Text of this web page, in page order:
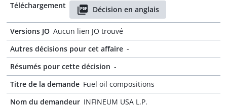
Téléchargement
Décision en anglais
Versions JO Aucun lien JO trouvé
Autres décisions pour cet affaire -
Résumés pour cette décision -
Titre de la demande Fuel oil compositions
Nom du demandeur INFINEUM USA L.P.